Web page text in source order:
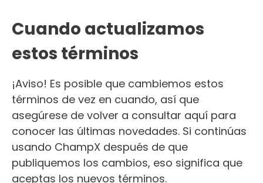
Cuando actualizamos
estos términos
¡Aviso! Es posible que cambiemos estos
términos de vez en cuando, así que
asegúrese de volver a consultar aquí para
conocer las últimas novedades. Si continúas
usando ChampX después de que
publiquemos los cambios, eso significa que
aceptas los nuevos términos.